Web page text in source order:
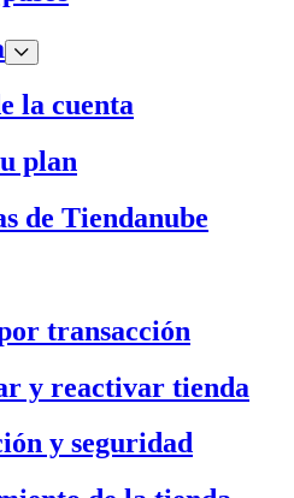
la cuenta
plan
de Tiendanube
transacción
y reactivar tienda
y seguridad